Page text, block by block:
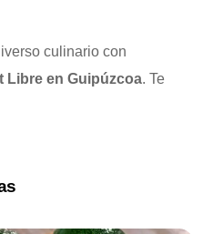
culinario con
Libre en Guipúzcoa. Te